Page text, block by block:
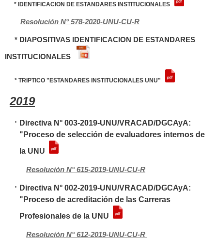
* IDENTIFICACION DE ESTANDARES INSTITUCIONALES
Resolución N° 578-2020-UNU-CU-R
* DIAPOSITIVAS IDENTIFICACION DE ESTANDARES
INSTITUCIONALES
* TRIPTICO "ESTANDARES INSTITUCIONALES UNU"
2019
Directiva N° 003-2019-UNU/VRACAD/DGCAyA:
"Proceso de selección de evaluadores internos de
la UNU
Resolución N° 615-2019-UNU-CU-R
Directiva N° 002-2019-UNU/VRACAD/DGCAyA:
"Proceso de acreditación de las Carreras
Profesionales de la UNU
Resolución N° 612-2019-UNU-CU-R